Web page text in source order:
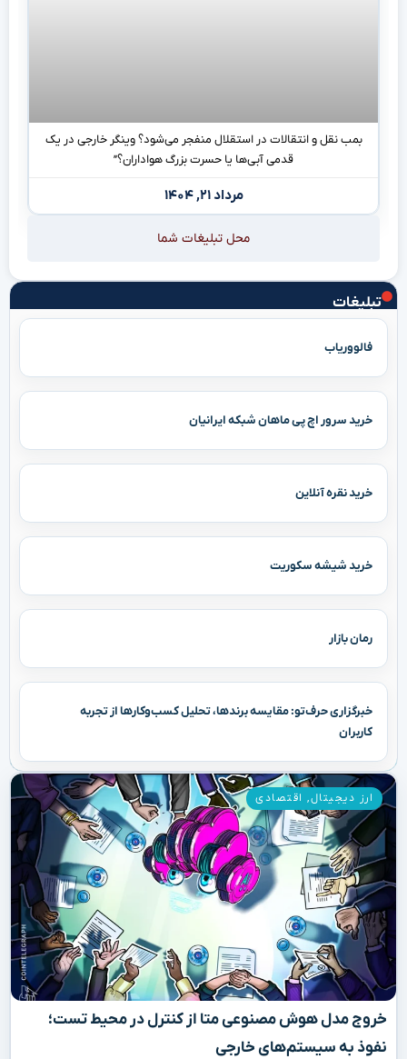
تبلیغات
فالووریاب
خرید سرور اچ پی ماهان شبکه ایرانیان
خرید نقره آنلاین
خرید شیشه سکوریت
رمان بازار
خبرگزاری حرف‌تو: مقایسه برندها، تحلیل کسب‌وکارها از تجربه
کاربران
خروج مدل هوش مصنوعی متا از کنترل در محیط تست؛
نفوذ به سیستم‌های خارجی
ارز دیجیتال, اقتصادی
بمب نقل و انتقالات در استقلال منفجر می‌شود؟ وینگر خارجی در یک
قدمی آبی‌ها یا حسرت بزرگ هواداران؟”
مرداد ۲۱, ۱۴۰۴
محل تبلیغات شما